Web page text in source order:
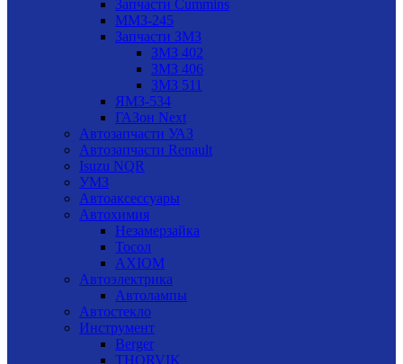
Запчасти Cummins
ММЗ-245
Запчасти ЗМЗ
ЗМЗ 402
ЗМЗ 406
ЗМЗ 511
ЯМЗ-534
ГАЗон Next
Автозапчасти УАЗ
Автозапчасти Renault
Isuzu NQR
УМЗ
Автоаксессуары
Автохимия
Незамерзайка
Тосол
AXIOM
Автоэлектрика
Автолампы
Автостекло
Инструмент
Berger
THORVIK